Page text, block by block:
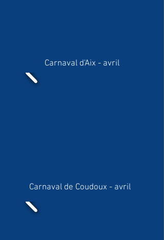
Carnaval d'Aix - avril
Carnaval de Coudoux - avril